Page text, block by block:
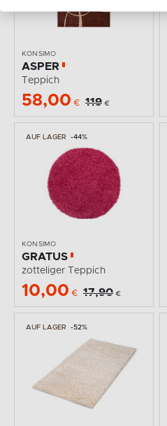
KONSIMO
ASPER
Teppich
58,00 € 119 €
AUF LAGER -44%
KONSIMO
GRATUS
zotteliger Teppich
10,00 € 17,90 €
AUF LAGER -52%